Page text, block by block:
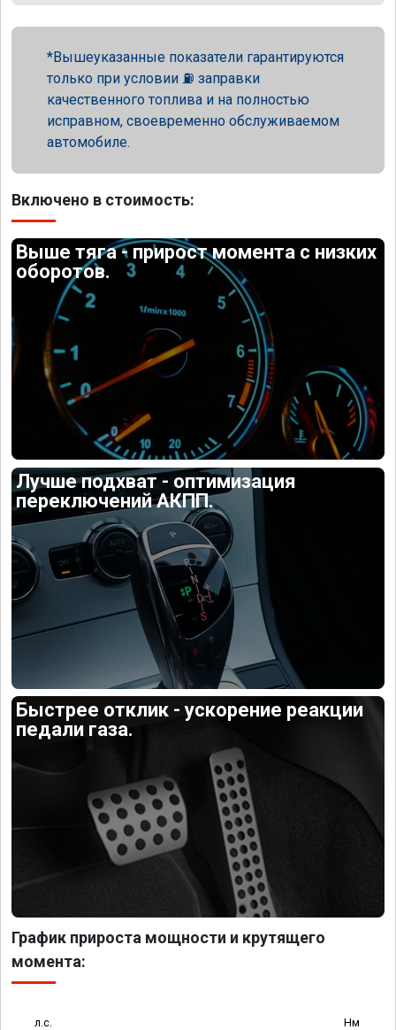
Вышеуказанные показатели гарантируются
только при условии ⛽ заправки
качественного топлива и на полностью
исправном, своевременно обслуживаемом
автомобиле.
Включено в стоимость:
Выше тяга - прирост момента с низких
оборотов.
Лучше подхват - оптимизация
переключений АКПП.
Быстрее отклик - ускорение реакции
педали газа.
График прироста мощности и крутящего
момента:
л.с. Нм